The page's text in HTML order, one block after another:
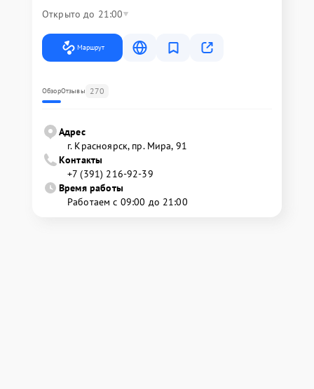
Открыто до 21:00
Маршрут
ОбзорОтзывы 270
Адрес
г. Красноярск, ​пр. Мира, 91
Контакты
+7 (391) 216-92-39
Время работы
Работаем с 09:00 до 21:00